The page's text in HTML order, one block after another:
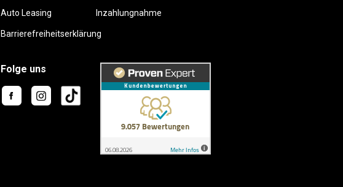
Auto Leasing Inzahlungnahme
Barrierefreiheitserklärung
Folge uns